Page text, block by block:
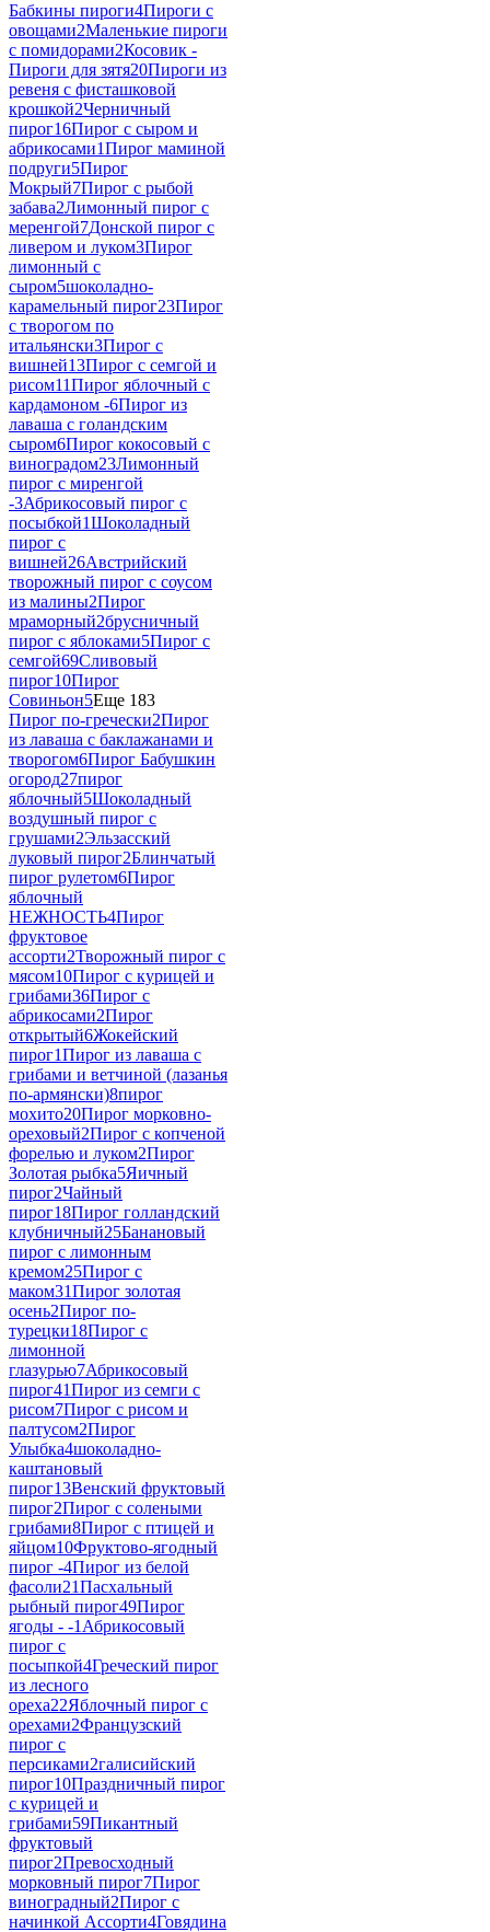
Бабкины пироги4Пироги с
овощами2Маленькие пироги
с помидорами2Косовик -
Пироги для зятя20Пироги из
ревеня с фисташковой
крошкой2Черничный
пирог16Пирог с сыром и
абрикосами1Пирог маминой
подруги5Пирог
Мокрый7Пирог с рыбой
забава2Лимонный пирог с
меренгой7Донской пирог с
ливером и луком3Пирог
лимонный с
сыром5шоколадно-
карамельный пирог23Пирог
с творогом по
итальянски3Пирог с
вишней13Пирог с семгой и
рисом11Пирог яблочный с
кардамоном -6Пирог из
лаваша с голандским
сыром6Пирог кокосовый с
виноградом23Лимонный
пирог с миренгой
-3Абрикосовый пирог с
посыбкой1Шоколадный
пирог с
вишней26Австрийский
творожный пирог с соусом
из малины2Пирог
мраморный2брусничный
пирог с яблоками5Пирог с
семгой69Сливовый
пирог10Пирог
Совиньон5Еще 183
Пирог по-гречески2Пирог
из лаваша с баклажанами и
творогом6Пирог Бабушкин
огород27пирог
яблочный5Шоколадный
воздушный пирог с
грушами2Эльзасский
луковый пирог2Блинчатый
пирог рулетом6Пирог
яблочный
НЕЖНОСТЬ4Пирог
фруктовое
ассорти2Творожный пирог с
мясом10Пирог с курицей и
грибами36Пирог с
абрикосами2Пирог
открытый6Жокейский
пирог1Пирог из лаваша с
грибами и ветчиной (лазанья
по-армянски)8пирог
мохито20Пирог морковно-
ореховый2Пирог с копченой
форелью и луком2Пирог
Золотая рыбка5Яичный
пирог2Чайный
пирог18Пирог голландский
клубничный25Банановый
пирог с лимонным
кремом25Пирог с
маком31Пирог золотая
осень2Пирог по-
турецки18Пирог с
лимонной
глазурью7Абрикосовый
пирог41Пирог из семги с
рисом7Пирог с рисом и
палтусом2Пирог
Улыбка4шоколадно-
каштановый
пирог13Венский фруктовый
пирог2Пирог с солеными
грибами8Пирог с птицей и
яйцом10Фруктово-ягодный
пирог -4Пирог из белой
фасоли21Пасхальный
рыбный пирог49Пирог
ягоды - -1 Абрикосовый
пирог с
посыпкой4Греческий пирог
из лесного
ореха22Яблочный пирог с
орехами2Французский
пирог с
персиками2галисийский
пирог10Праздничный пирог
с курицей и
грибами59Пикантный
фруктовый
пирог2Превосходный
морковный пирог7Пирог
виноградный2Пирог с
начинкой Ассорти4Говядина